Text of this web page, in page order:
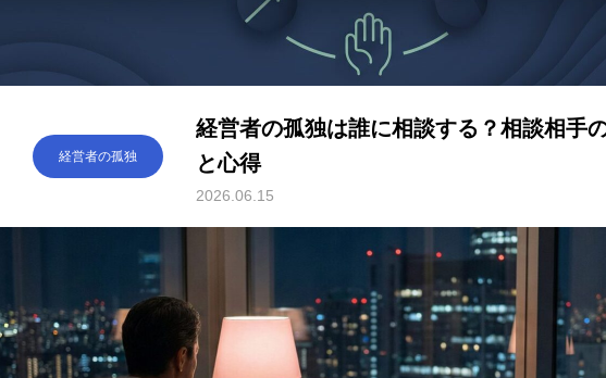
経営者の孤独
経営者の孤独は誰に相談する？相談相手
と心得
2026.06.15